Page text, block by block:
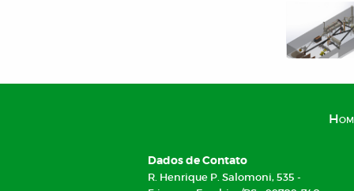
Dados de Contato
R. Henrique P. Salomoni, 535 -